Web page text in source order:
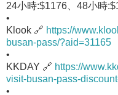
24小時:$1176、48小時
•
Klook 🔗 https://
busan-pass/?aid=31165
•
KKDAY 🔗 https://
visit-busan-pass-
•